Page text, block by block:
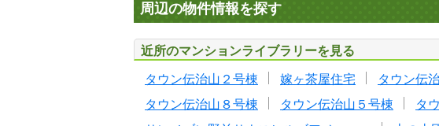
周辺の物件情報を探す
近所のマンションライブラリーを見る
タウン伝治山２号棟 嫁ヶ茶屋住宅 タウン伝
タウン伝治山８号棟
タウン伝治山５号棟 タ